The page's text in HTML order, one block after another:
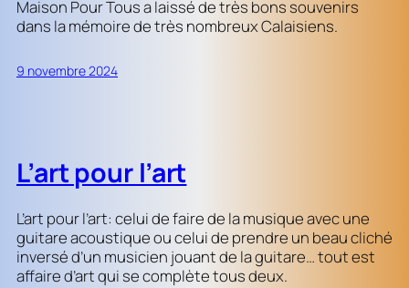
Maison Pour Tous a laissé de très bons souvenirs
dans la mémoire de très nombreux Calaisiens.
9 novembre 2024
L’art pour l’art
L’art pour l’art: celui de faire de la musique avec une
guitare acoustique ou celui de prendre un beau cliché
inversé d’un musicien jouant de la guitare… tout est
affaire d’art qui se complète tous deux.